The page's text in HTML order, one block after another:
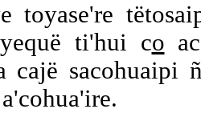
toyase're
ti'hui co
cajë sacohuaipi